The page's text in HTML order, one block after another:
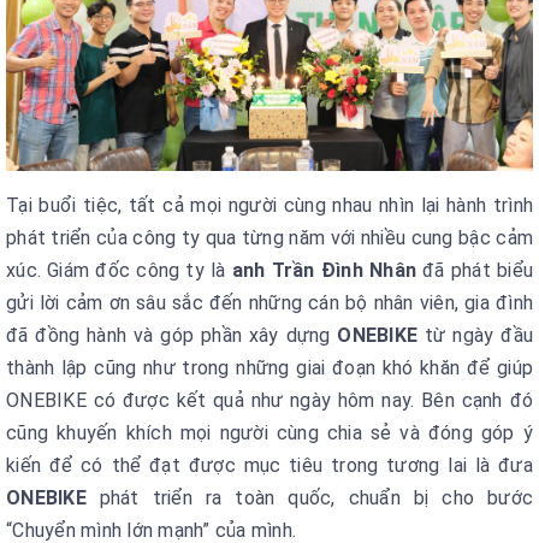
Tại buổi tiệc, tất cả mọi người cùng nhau nhìn lại hành trình
phát triển của công ty qua từng năm với nhiều cung bậc cảm
xúc. Giám đốc công ty là anh Trần Đình Nhân đã phát biểu
gửi lời cảm ơn sâu sắc đến những cán bộ nhân viên, gia đình
đã đồng hành và góp phần xây dựng ONEBIKE từ ngày đầu
thành lập cũng như trong những giai đoạn khó khăn để giúp
ONEBIKE có được kết quả như ngày hôm nay. Bên cạnh đó
cũng khuyến khích mọi người cùng chia sẻ và đóng góp ý
kiến để có thể đạt được mục tiêu trong tương lai là đưa
ONEBIKEphát triển ra toàn quốc, chuẩn bị cho bước
“Chuyển mình lớn mạnh” của mình.